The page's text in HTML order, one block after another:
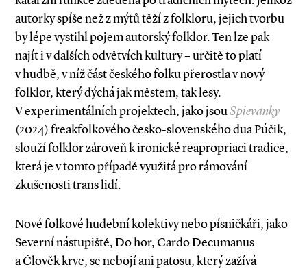
autorky spíše než z mýtů těží z folkloru, jejich tvorbu
by lépe vystihl pojem autorský folklor. Ten lze pak
najít i v dalších odvětvích kultury – určitě to platí
v hudbě, v níž část českého folku přerostla v nový
folklor, který dýchá jak městem, tak lesy.
V experimentálních projektech, jako jsouSpievanky
(2024) freakfolkového česko­-slovenského dua Púčik,
slouží folklor zároveň k ironické reapropriaci tradice,
která je v tomto případě využitá pro rámování
zkušenosti trans lidí.
Nové folkové hudební kolektivy nebo písničkáři, jako
Severní nástupiště, Do hor, Cardo Decumanus
a Člověk krve, se nebojí ani patosu, který zažívá